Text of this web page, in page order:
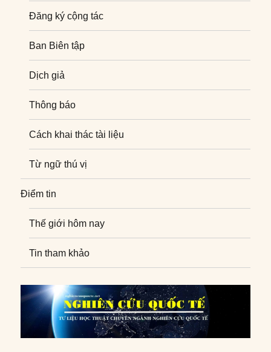
Đăng ký cộng tác
Ban Biên tập
Dịch giả
Thông báo
Cách khai thác tài liệu
Từ ngữ thú vị
Điểm tin
Thế giới hôm nay
Tin tham khảo